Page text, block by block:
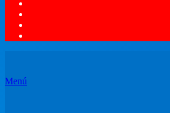
Menú